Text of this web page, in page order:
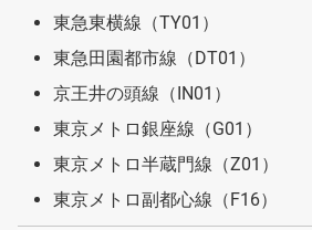
東急東横線（TY01）
東急田園都市線（DT01）
京王井の頭線（IN01）
東京メトロ銀座線（G01）
東京メトロ半蔵門線（Z01）
東京メトロ副都心線（F16）